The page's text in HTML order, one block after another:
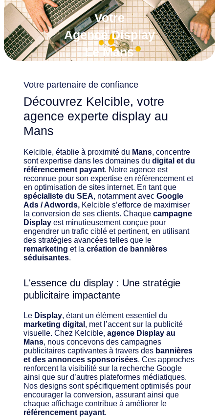
Votre
Agence Display
Le Mans
Votre partenaire de confiance
Découvrez Kelcible, votre
agence experte display au
Mans
Kelcible, établie à proximité du Mans, concentre
sont expertise dans les domaines du digital et du
référencement payant. Notre agence est
reconnue pour son expertise en référencement et
en optimisation de sites internet. En tant que
spécialiste du SEA, notamment avec Google
Ads / Adwords, Kelcible s’efforce de maximiser
la conversion de ses clients. Chaque campagne
Display est minutieusement conçue pour
engendrer un trafic ciblé et pertinent, en utilisant
des stratégies avancées telles que le
remarketing et la création de bannières
séduisantes.
L'essence du display : Une stratégie
publicitaire impactante
Le Display, étant un élément essentiel du
marketing digital , met l’accent sur la publicité
visuelle. Chez Kelcible, agence Display au
Mans, nous concevons des campagnes
publicitaires captivantes à travers des bannières
et des annonces sponsorisées. Ces approches
renforcent la visibilité sur la recherche Google
ainsi que sur d’autres plateformes médiatiques.
Nos designs sont spécifiquement optimisés pour
encourager la conversion, assurant ainsi que
chaque affichage contribue à améliorer le
référencement payant.